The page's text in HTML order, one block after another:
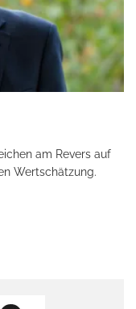
am Revers auf
Wertschätzung.